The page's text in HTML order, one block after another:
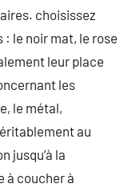
choisissez
le noir mat, le rose
leur place
les
le métal,
au
jusqu’à la
à coucher à